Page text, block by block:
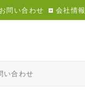
お問い合わせ 会社情報
い合わせ